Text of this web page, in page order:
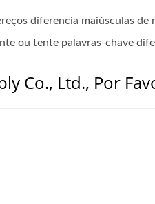
diferencia maiúsculas de
ou tente palavras-chave
Co., Ltd., Por